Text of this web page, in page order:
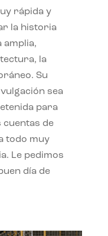
rápida y
la historia
amplia,
la
Su
sea
para
cuentas de
todo muy
Le pedimos
día de